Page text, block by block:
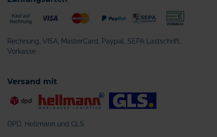
Rechnung, VISA, MasterCard, Paypal, SEPA Lastschrift,
Vorkasse
Versand mit
DPD, Hellmann und GLS